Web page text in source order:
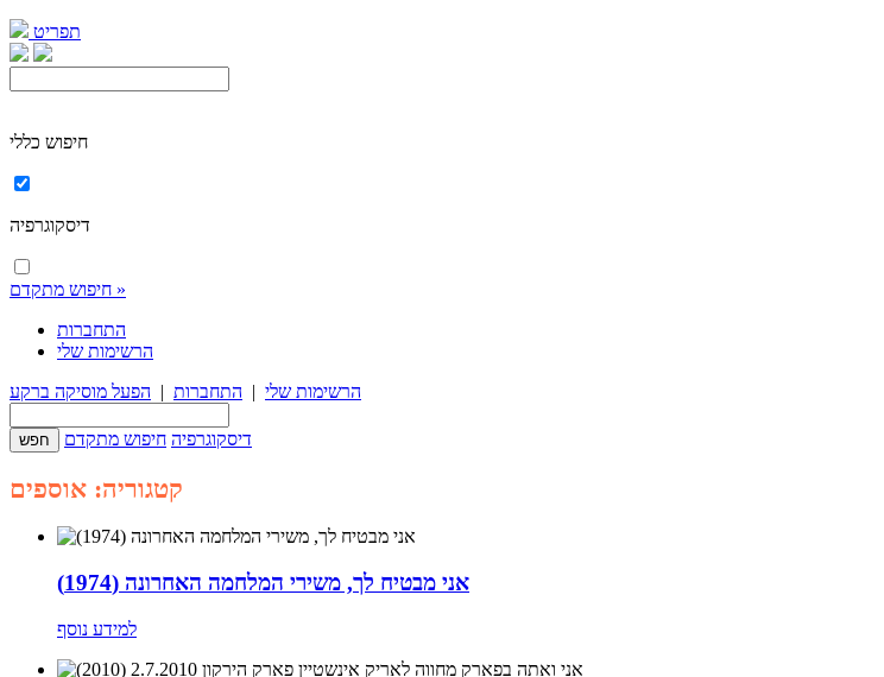
תפריט
חיפוש כללי
חיפוש מתקדם »
התחברות
הרשימות שלי
הרשימות שלי | התחברות | הפעל מוסיקה ברקע
דיסקוגרפיה חיפוש מתקדם
קטגוריה: אוספים
אני מבטיח לך, משירי המלחמה האחרונה (1974)
למידע נוסף